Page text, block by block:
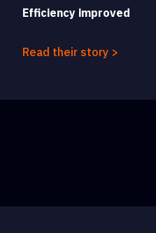
Efficiency improved
Read their story >